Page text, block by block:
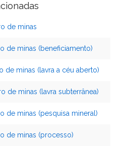
de minas
de minas (beneficiamento)
de minas (lavra a céu aberto)
de minas (lavra subterrânea)
de minas (pesquisa mineral)
de minas (processo)